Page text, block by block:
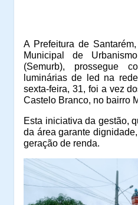
A Prefeitura de
Municipal de
(Semurb), prossegue
luminárias de led na
sexta-feira, 31, foi a vez
Castelo Branco, no bairro
Esta iniciativa da gestão,
da área garante
geração de renda.